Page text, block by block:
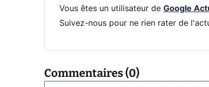
Vous êtes un utilisateur de Google
Suivez-nous pour ne rien rater de
Commentaires (0)